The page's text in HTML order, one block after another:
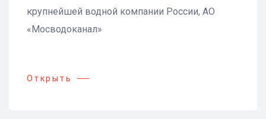
крупнейшей водной компании России, АО
«Мосводоканал»
Открыть